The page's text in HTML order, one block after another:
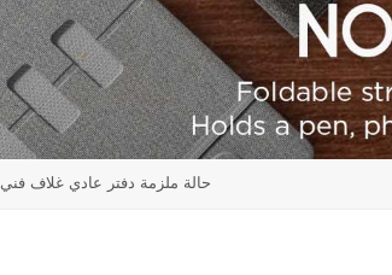
مجموعة الكتابة على الجدران A5 حالة ملزمة دفتر عادي غلاف فني